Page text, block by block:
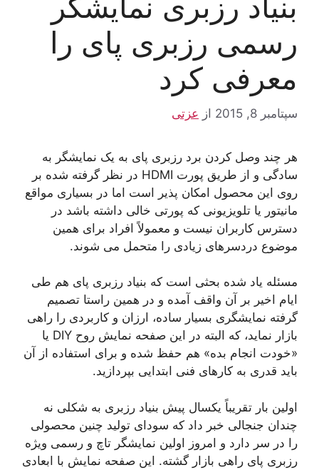
رسمی رزبری پای را
معرفی کرد
سپتامبر 8, 2015 از عزتی
هر چند وصل کردن برد رزبری پای به یک نمایشگر به
سادگی و از طریق پورت HDMI در نظر گرفته شده بر
روی این محصول امکان پذیر است اما در بسیاری مواقع
مانیتور یا تلویزیونی که پورتی خالی داشته باشد در
دسترس کاربران نیست و معمولاً افراد برای همین
موضوع دردسرهای زیادی را متحمل می شوند.
مسئله یاد شده بحثی است که بنیاد رزبری پای هم طی
ایام اخیر بر آن واقف آمده و در همین راستا تصمیم
گرفته نمایشگری بسیار ساده، ارزان و کاربردی را راهی
بازار نماید، که البته در این صفحه نمایش روح DIY یا
«خودت انجام بده» هم حفظ شده و برای استفاده از آن
باید قدری به کارهای فنی ابتدایی بپردازید.
اولین بار تقریباً یکسال پیش بنیاد رزبری به شکلی نه
چندان جنجالی خبر داد که سودای تولید چنین محصولی
را در سر دارد و امروز اولین نمایشگر تاچ و رسمی ویژه
رزبری پای راهی بازار گشته. این صفحه نمایش با ابعادی